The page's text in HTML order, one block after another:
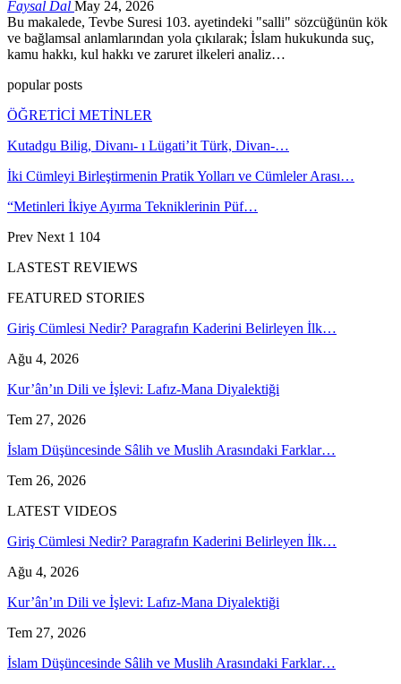
Faysal Dal May 24, 2026
Bu makalede, Tevbe Suresi 103. ayetindeki "salli" sözcüğünün kök
ve bağlamsal anlamlarından yola çıkılarak; İslam hukukunda suç,
kamu hakkı, kul hakkı ve zaruret ilkeleri analiz…
popular posts
ÖĞRETİCİ METİNLER
Kutadgu Bilig, Divanı- ı Lügati’it Türk, Divan-…
İki Cümleyi Birleştirmenin Pratik Yolları ve Cümleler Arası…
“Metinleri İkiye Ayırma Tekniklerinin Püf…
Prev Next 1 104
LASTEST REVIEWS
FEATURED STORIES
Giriş Cümlesi Nedir? Paragrafın Kaderini Belirleyen İlk…
Ağu 4, 2026
Kur’ân’ın Dili ve İşlevi: Lafız-Mana Diyalektiği
Tem 27, 2026
İslam Düşüncesinde Sâlih ve Muslih Arasındaki Farklar…
Tem 26, 2026
LATEST VIDEOS
Giriş Cümlesi Nedir? Paragrafın Kaderini Belirleyen İlk…
Ağu 4, 2026
Kur’ân’ın Dili ve İşlevi: Lafız-Mana Diyalektiği
Tem 27, 2026
İslam Düşüncesinde Sâlih ve Muslih Arasındaki Farklar…